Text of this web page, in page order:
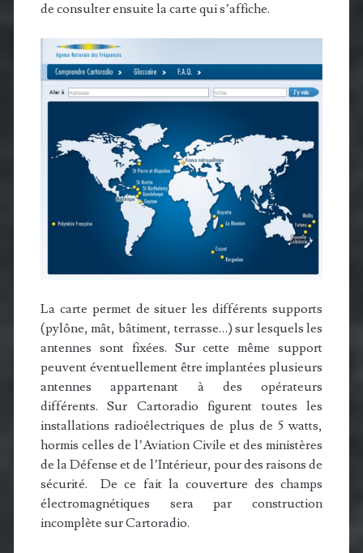
de consulter ensuite la carte qui s’affiche.
La carte permet de situer les différents supports
(pylône, mât, bâtiment, terrasse…) sur lesquels les
antennes sont fixées. Sur cette même support
peuvent éventuellement être implantées plusieurs
antennes appartenant à des opérateurs
différents. Sur Cartoradio figurent toutes les
installations radioélectriques de plus de 5 watts,
hormis celles de l’Aviation Civile et des ministères
de la Défense et de l’Intérieur, pour des raisons de
sécurité. De ce fait la couverture des champs
électromagnétiques sera par construction
incomplète sur Cartoradio.